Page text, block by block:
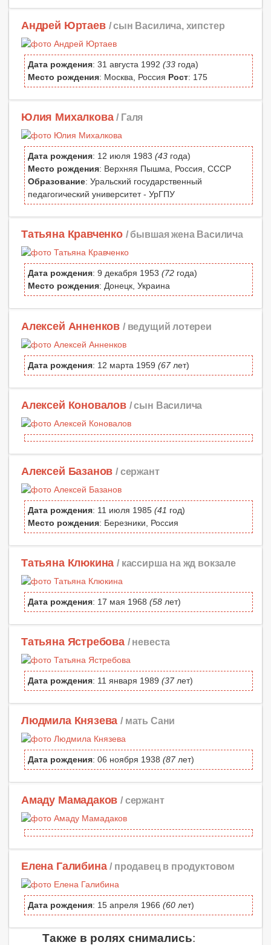
Андрей Юртаев / сын Василича, хипстер
Дата рождения: 31 августа 1992 (33 года)
Место рождения: Москва, Россия Рост: 175
Юлия Михалкова / Галя
Дата рождения: 12 июля 1983 (43 года)
Место рождения: Верхняя Пышма, Россия, СССР
Образование: Уральский государственный
педагогический университет - УрГПУ
Татьяна Кравченко / бывшая жена Василича
Дата рождения: 9 декабря 1953 (72 года)
Место рождения: Донецк, Украина
Алексей Анненков / ведущий лотереи
Дата рождения: 12 марта 1959 (67лет)
Алексей Коновалов / сын Василича
Алексей Базанов / сержант
Дата рождения: 11 июля 1985 (41 год)
Место рождения: Березники, Россия
Татьяна Клюкина / кассирша на жд вокзале
Дата рождения: 17 мая 1968 (58 лет)
Татьяна Ястребова / невеста
Дата рождения: 11 января 1989 (37лет)
Людмила Князева / мать Сани
Дата рождения: 06 ноября 1938 (87лет)
Амаду Мамадаков / сержант
Елена Галибина / продавец в продуктовом
Дата рождения: 15 апреля 1966 (60 лет)
Также в ролях снимались: